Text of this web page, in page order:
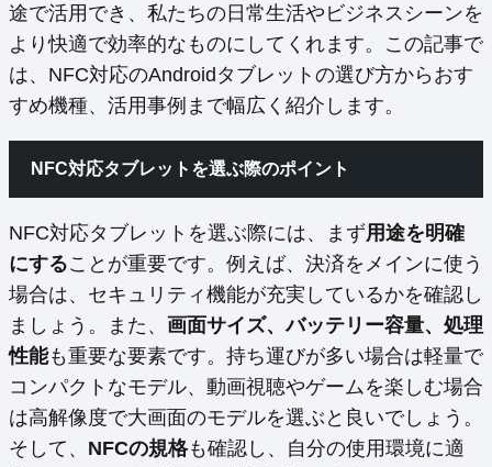
途で活用でき、私たちの日常生活やビジネスシーンを
より快適で効率的なものにしてくれます。この記事で
は、NFC対応のAndroidタブレットの選び方からおす
すめ機種、活用事例まで幅広く紹介します。
NFC対応タブレットを選ぶ際のポイント
NFC対応タブレットを選ぶ際には、まず用途を明確
にすることが重要です。例えば、決済をメインに使う
場合は、セキュリティ機能が充実しているかを確認し
ましょう。また、 画面サイズ、バッテリー容量、処理
性能も重要な要素です。持ち運びが多い場合は軽量で
コンパクトなモデル、動画視聴やゲームを楽しむ場合
は高解像度で大画面のモデルを選ぶと良いでしょう。
そして、 NFCの規格も確認し、自分の使用環境に適